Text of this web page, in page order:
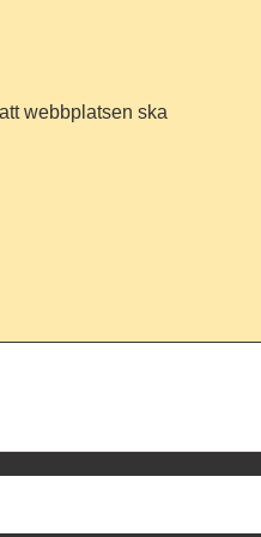
webbplatsen ska